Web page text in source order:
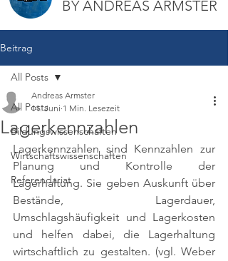
BY ANDREAS ARMSTER
Beitrag
All Posts
Bildungswissenschaften
Wirtschaftswissenschaften
Referendariat
All Posts
Lagerkennzahlen
Andreas Armster
11. Juni 1 Min. Lesezeit
Lagerkennzahlen sind Kennzahlen zur
Planung und Kontrolle der
Lagerhaltung. Sie geben Auskunft über
Bestände, Lagerdauer,
Umschlagshäufigkeit und Lagerkosten
und helfen dabei, die Lagerhaltung
wirtschaftlich zu gestalten. (vgl. Weber